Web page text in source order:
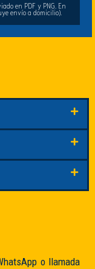
en PDF y PNG. En
envío a domicilio).
o llamada